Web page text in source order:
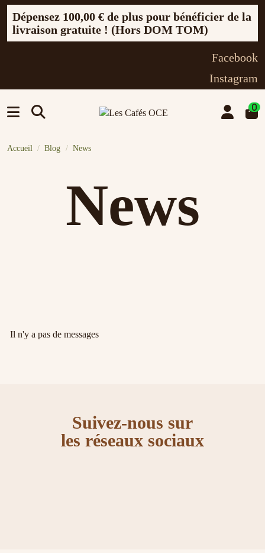
Dépensez 100,00 € de plus pour bénéficier de la
livraison gratuite ! (Hors DOM TOM)
Facebook
Instagram
0
Accueil Blog News
News
Il n'y a pas de messages
Suivez-nous sur
les réseaux sociaux